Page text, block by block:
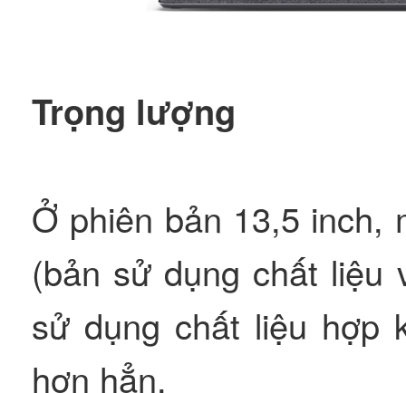
Trọng lượng
Ở phiên bản 13,5 inch,
(bản sử dụng chất liệu
sử dụng chất liệu hợp
hơn hẳn.